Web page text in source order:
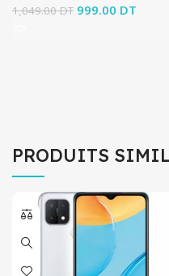
1,049.00DT Le prix initial
999.00 DT
PRODUITS